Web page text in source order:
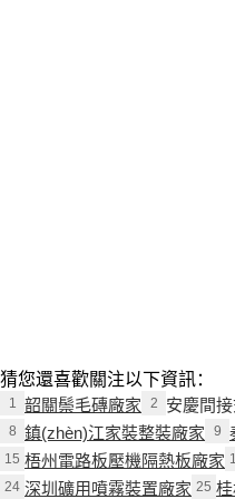
猜您還喜歡關注以下資訊：
1 韶關鬃毛磚廠家 2 安慶間
8 鎮(zhèn)江家裝整裝廠家 9
15 梧州電路板壓機隔熱板廠家
24 深圳礦用噴霧裝置廠家 25